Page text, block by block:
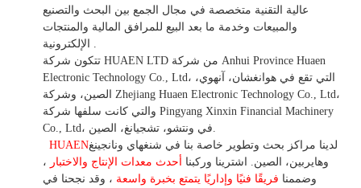
عالية التقنية متخصصة في مجال الجمع بين البحث والتصنيع
والمبيعات وخدمة ما بعد البيع للمرافق المالية والمنتجات
تتكون شركة HUAEN LTD من شركة Anhui Province Huaen
Electronic Technology Co., Ltd، التي تقع في هوانغشان، آنهوي،
الصين، وشركة Zhejiang Huaen Electronic Technology Co., Ltd،
والتي كانت سلفها شركة Pingyang Xinxin Financial Machinery
HUAENلدينا مراكز بحث وتطوير خاصة بنا في شنغهاي ونانجينغ
وهايربين، الصين. اشترينا وركبنا أحدث معدات الإنتاج والاختبار ،
وضممنا فريقًا فنيًا وإداريًا يتمتع بخبرة واسعة ، وقد نجحنا في